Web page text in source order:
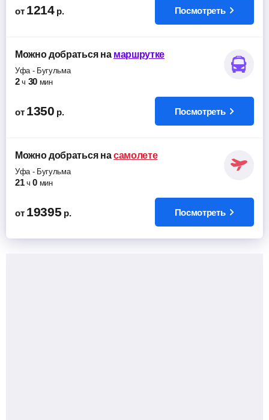
от 1214 р. Посмотреть
Можно добратьсяна маршрутке
Уфа- Бугульма
2 ч 30 мин
от 1350 р. Посмотреть
Можно добратьсяна самолете
Уфа- Бугульма
21 ч 0 мин
от 19395 р. Посмотреть